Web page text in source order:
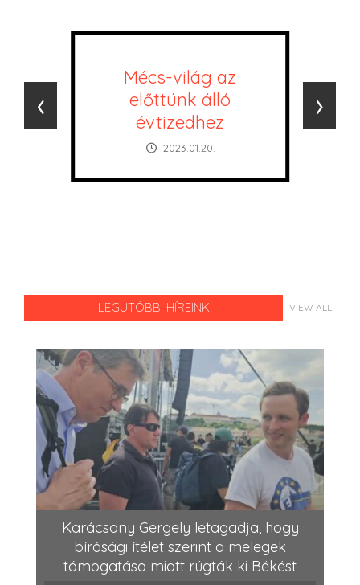
Mécs-világ az
előttünk álló
évtizedhez
2023.01.20.
‹ ›
LEGUTÓBBI HÍREINK VIEW ALL
Karácsony Gergely letagadja, hogy
bírósági ítélet szerint a melegek
támogatása miatt rúgták ki Békést